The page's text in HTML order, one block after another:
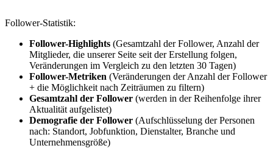
Follower-Statistik:
Follower-Highlights (Gesamtzahl der Follower, Anzahl der
Mitglieder, die unserer Seite seit der Erstellung folgen,
Veränderungen im Vergleich zu den letzten 30 Tagen)
Follower-Metriken (Veränderungen der Anzahl der Follower
+ die Möglichkeit nach Zeiträumen zu filtern)
Gesamtzahl der Follower (werden in der Reihenfolge ihrer
Aktualität aufgelistet)
Demografie der Follower (Aufschlüsselung der Personen
nach: Standort, Jobfunktion, Dienstalter, Branche und
Unternehmensgröße)